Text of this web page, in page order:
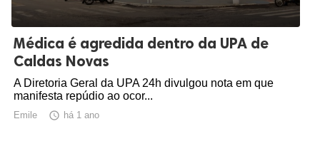
Médica é agredida dentro da UPA de
Caldas Novas
A Diretoria Geral da UPA 24h divulgou nota em que
manifesta repúdio ao ocor...
Emile  há 1 ano